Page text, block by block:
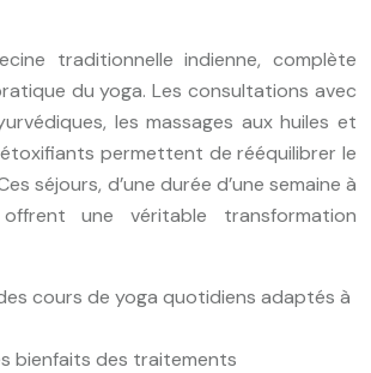
traditionnelle indienne, complète
du yoga. Les consultations avec
les massages aux huiles et
permettent de rééquilibrer le
séjours, d’une durée d’une semaine à
une véritable transformation
cours de yoga quotidiens adaptés à
bienfaits des traitements